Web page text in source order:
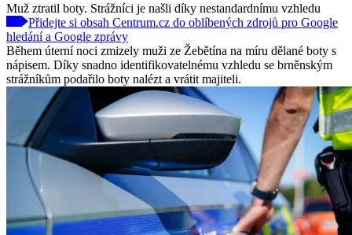
Muž ztratil boty. Strážníci je našli díky nestandardnímu vzhledu
Přidejte si obsah Centrum.cz do oblíbených zdrojů pro Google
hledání a Google zprávy
Během úterní noci zmizely muži ze Žebětína na míru dělané boty s
nápisem. Díky snadno identifikovatelnému vzhledu se brněnským
strážníkům podařilo boty nalézt a vrátit majiteli.